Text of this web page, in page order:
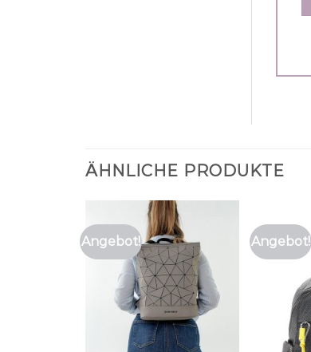
ÄHNLICHE PRODUKTE
Angebot! Angebot!